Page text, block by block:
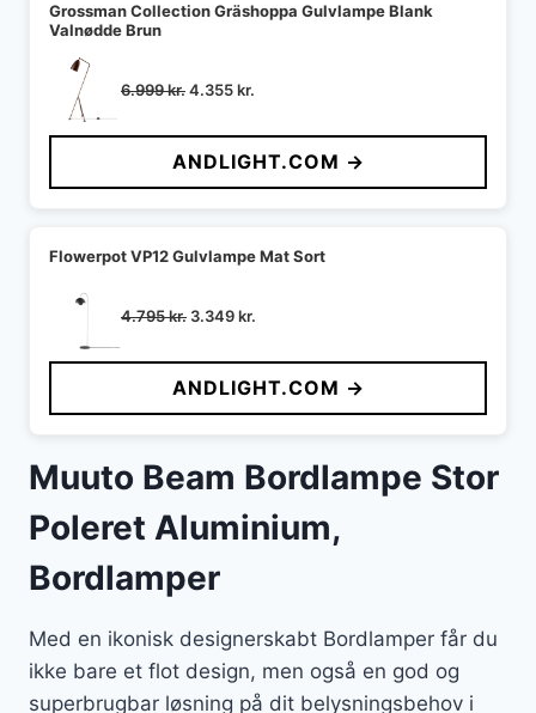
Grossman Collection Gräshoppa Gulvlampe Blank
Valnødde Brun
6.999kr.Den
pris
var:
6.999 kr..
4.355kr.
pris
er:
4.355 kr..
ANDLIGHT.COM →
Flowerpot VP12 Gulvlampe Mat Sort
4.795kr. Den
pris
var:
4.795 kr..
3.349kr.
pris
er:
3.349 kr..
ANDLIGHT.COM →
Muuto Beam Bordlampe Stor
Poleret Aluminium,
Bordlamper
Med en ikonisk designerskabt Bordlamper får du
ikke bare et flot design, men også en god og
superbrugbar løsning på dit belysningsbehov i